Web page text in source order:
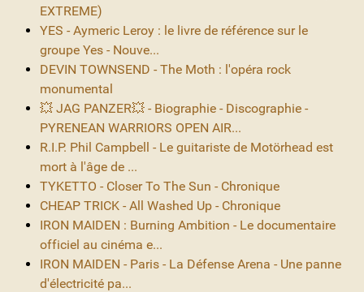
EXTREME)
YES - Aymeric Leroy : le livre de référence sur le
groupe Yes - Nouve...
DEVIN TOWNSEND - The Moth : l'opéra rock
monumental
💥 JAG PANZER💥 - Biographie - Discographie -
PYRENEAN WARRIORS OPEN AIR...
R.I.P. Phil Campbell - Le guitariste de Motörhead est
mort à l'âge de ...
TYKETTO - Closer To The Sun - Chronique
CHEAP TRICK - All Washed Up - Chronique
IRON MAIDEN : Burning Ambition - Le documentaire
officiel au cinéma e...
IRON MAIDEN - Paris - La Défense Arena - Une panne
d'électricité pa...